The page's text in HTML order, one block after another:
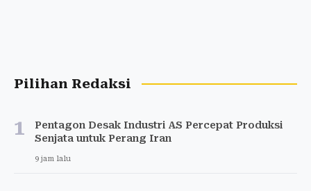
Pilihan Redaksi
1
Pentagon Desak Industri AS Percepat Produksi
Senjata untuk Perang Iran
9 jam lalu